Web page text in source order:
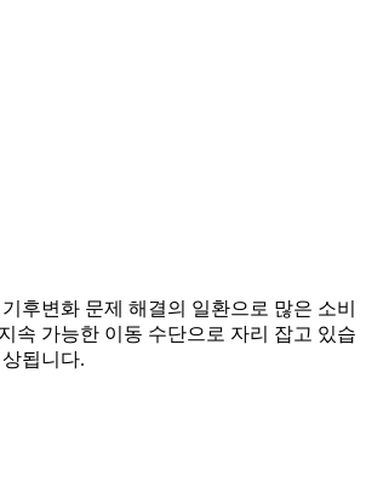
후변화 문제 해결의 일환으로 많은 소비
속 가능한 이동 수단으로 자리 잡고 있습
됩니다.